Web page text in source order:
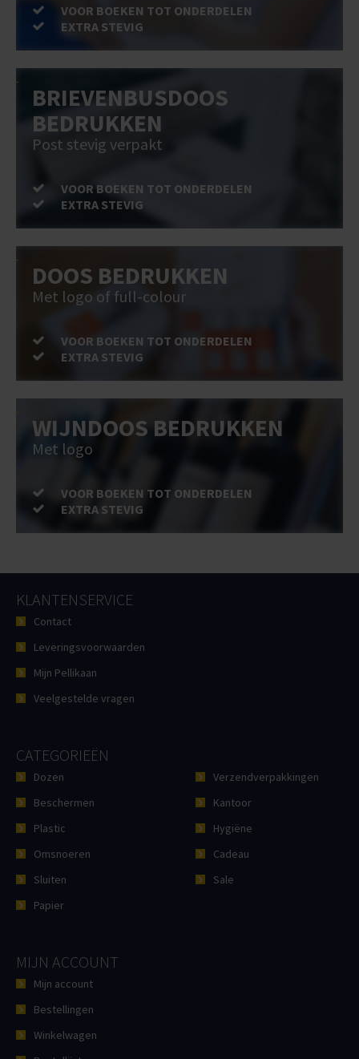
VOOR BOEKEN TOT ONDERDELEN
EXTRA STEVIG
BRIEVENBUSDOOS
BEDRUKKEN
Post stevig verpakt
VOOR BOEKEN TOT ONDERDELEN
EXTRA STEVIG
DOOS BEDRUKKEN
Met logo of full-colour
VOOR BOEKEN TOT ONDERDELEN
EXTRA STEVIG
WIJNDOOS BEDRUKKEN
Met logo
VOOR BOEKEN TOT ONDERDELEN
EXTRA STEVIG
KLANTENSERVICE
Contact
Leveringsvoorwaarden
Mijn Pellikaan
Veelgestelde vragen
CATEGORIEËN
Dozen
Beschermen
Plastic
Omsnoeren
Sluiten
Papier
Verzendverpakkingen
Kantoor
Hygiëne
Cadeau
Sale
MIJN ACCOUNT
Mijn account
Bestellingen
Winkelwagen